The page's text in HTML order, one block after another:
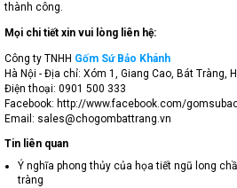
thành công.
Mọi chi tiết xin vui lòng liên hệ:
Công ty TNHH Gốm Sứ Bảo Khánh
Hà Nội - Địa chỉ: Xóm 1, Giang Cao, Bát Tràng,
Điện thoại: 0901 500 333
Facebook: http://www.facebook.com/
Email: sales@chogombattrang.vn
Tin liên quan
Ý nghĩa phong thủy của họa tiết ngũ long
tràng